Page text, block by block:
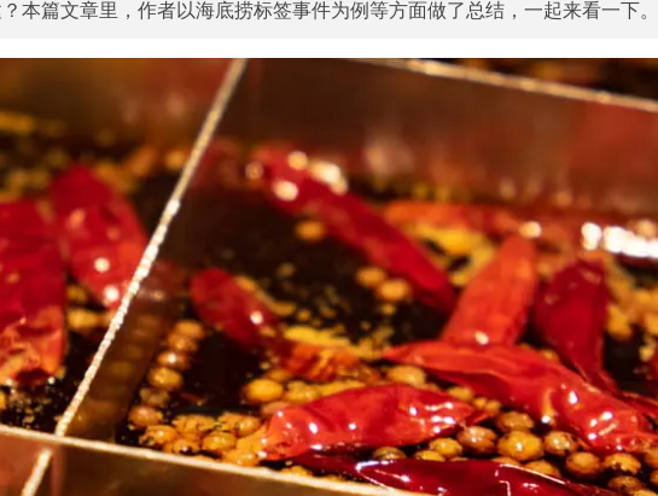
本篇文章里，作者以海底捞标签事件为例等方面做了总结，一起来看一下。